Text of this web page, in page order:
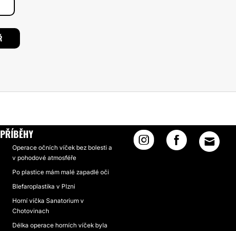
PŘÍBĚHY
Operace očních víček bez bolesti a
v pohodové atmosféře
Po plastice mám malé zapadlé oči
Blefaroplastika v Plzni
Horní víčka Sanatorium v
Chotovinach
Délka operace horních víček byla